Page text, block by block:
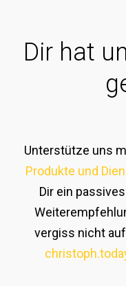
Dir hat
Unterstütze uns
Produkte und
Dir ein
vergiss nicht